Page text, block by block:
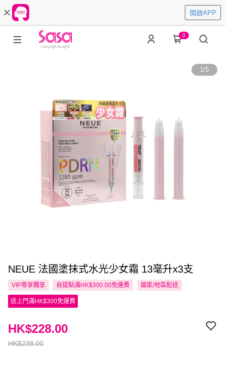
開啟APP
0
1/5
NEUE 法國塗抹式水光少女霜 13毫升x3支
VIP尊享獨享 自提點滿HK$300.00免運費 國家/地區配送
送上門滿HK$300免運費
HK$238.00
HK$228.00